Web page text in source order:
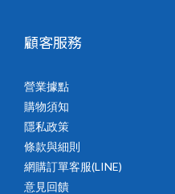
顧客服務
營業據點
購物須知
隱私政策
條款與細則
網購訂單客服(LINE)
意見回饋